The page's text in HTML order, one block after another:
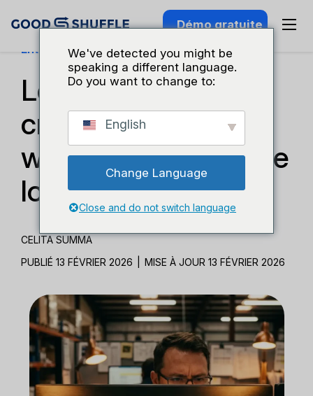
Démo gratuite
Entreprises Et Croissance
Les risques liés à la
création d'un site
web à l'aide de votre
logiciel de location
CELITA SUMMA
PUBLIÉ 13 FÉVRIER 2026
MISE À JOUR 13 FÉVRIER 2026
We've detected you might be
speaking a different language.
Do you want to change to:
English
Change Language
Close and do not switch language